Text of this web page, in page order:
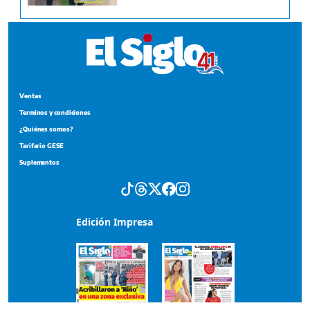
Ventas
Terminos y condiciones
¿Quiénes somos?
Tarifario GESE
Suplementos
Edición Impresa